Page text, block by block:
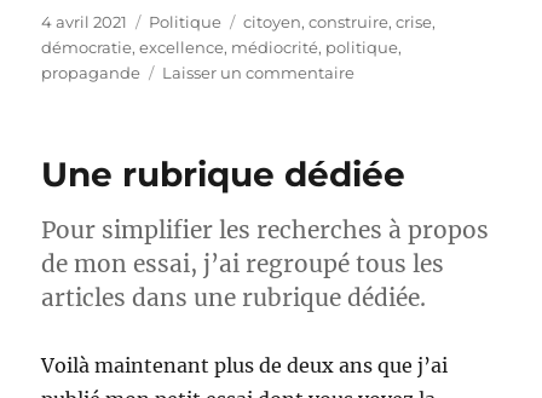
Publié
le
4 avril 2021 Catégories
Politique Étiquettes
citoyen,construire,crise,
démocratie,excellence, médiocrité, politique,
propagande
Laisser un commentairesur
saturés
constats
stériles
?
Une rubrique dédiée
Pour simplifier les recherches à propos
de mon essai, j’ai regroupé tous les
articles dans une rubrique dédiée.
Voilà maintenant plus de deux ans que j’ai